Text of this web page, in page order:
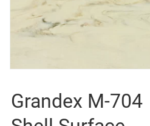
Grandex M-704